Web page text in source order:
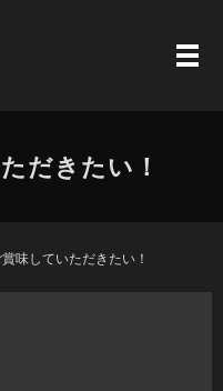
だきたい！
味していただきたい！